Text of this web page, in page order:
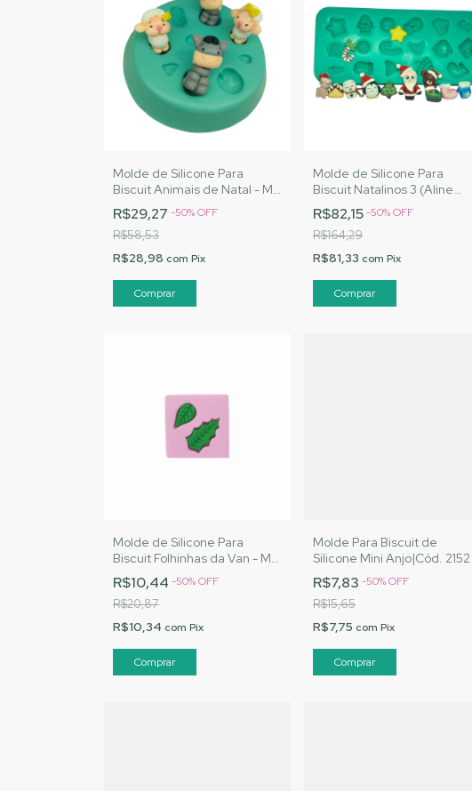
Molde de Silicone Para
Biscuit Animais de Natal - MJ
Artesanatos | Cód. A025
R$29,27 -50%OFF
R$58,53
R$28,98 com Pix
Molde de Silicone Para
Biscuit Natalinos 3 (Aline
Mandato) - MJ Artesanatos |
Cód. A045
R$82,15-50%OFF
R$164,29
R$81,33 com Pix
Molde de Silicone Para
Biscuit Folhinhas da Van - MJ
Artesanatos |Cód. 2537
R$10,44 -50%OFF
R$20,87
R$10,34 com Pix
Molde Para Biscuit de
Silicone Mini Anjo|Cód. 2152
R$7,83 -50%OFF
R$15,65
R$7,75 com Pix